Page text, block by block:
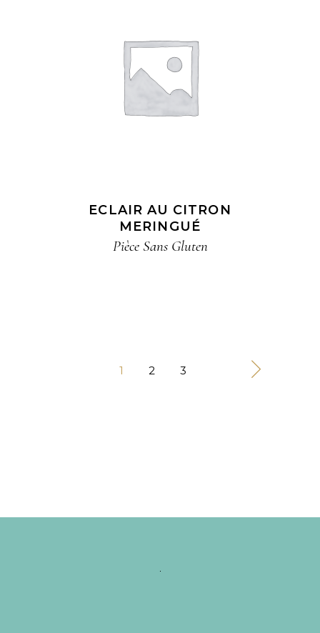
ECLAIR AU CITRON
MERINGUÉ
Pièce​ Sans Gluten​
1 2 3